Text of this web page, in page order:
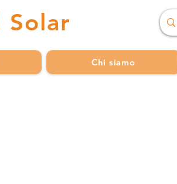
Solar
Chi siamo